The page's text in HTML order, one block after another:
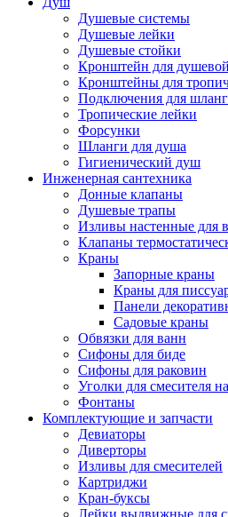
Душевые системы
Душевые лейки
Душевые стойки
Кронштейн для
Кронштейны для
Подключения для
Тропические лейки
Форсунки
Шланги для душа
Гигиенический душ
Инженерная сантехника
Донные клапаны
Душевые трапы
Изливы настенные для
Клапаны
Краны
Запорные краны
Краны для
Панели
Садовые краны
Обвязки для ванн
Сифоны для биде
Сифоны для раковин
Уголки для смесителя
Фонтаны
Комплектующие и запчасти
Девиаторы
Диверторы
Изливы для смесителей
Картриджи
Кран-буксы
Лейки выдвижные для